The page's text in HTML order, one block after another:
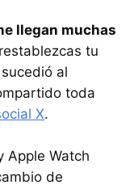
llegan muchas
tu
al
toda
X.
Apple Watch
de